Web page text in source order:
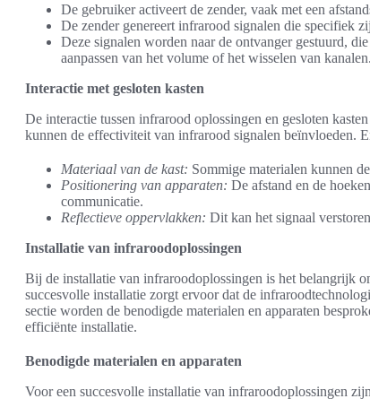
De gebruiker activeert de zender, vaak met een
De zender genereert infrarood signalen die specifiek
Deze signalen worden naar de ontvanger gestuurd,
aanpassen van het volume of het wisselen van kanalen.
Interactie met gesloten kasten
De interactie tussen infrarood oplossingen en gesloten
kunnen de effectiviteit van infrarood signalen beïnvloeden.
Materiaal van de kast: Sommige materialen kunnen
Positionering van apparaten: De afstand en de
communicatie.
Reflectieve oppervlakken: Dit kan het signaal
Installatie van infraroodoplossingen
Bij de installatie van infraroodoplossingen is het belangrijk
succesvolle installatie zorgt ervoor dat de
sectie worden de benodigde materialen en apparaten
efficiënte installatie.
Benodigde materialen en apparaten
Voor een succesvolle installatie van infraroodoplossingen